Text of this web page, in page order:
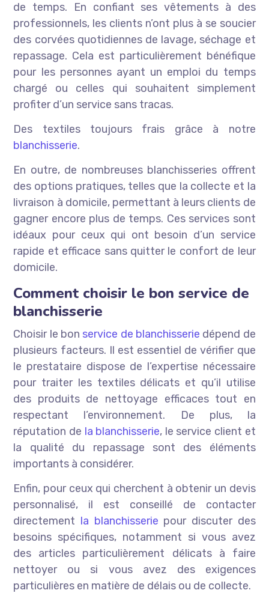
de temps. En confiant ses vêtements à des
professionnels, les clients n’ont plus à se soucier
des corvées quotidiennes de lavage, séchage et
repassage. Cela est particulièrement bénéfique
pour les personnes ayant un emploi du temps
chargé ou celles qui souhaitent simplement
profiter d’un service sans tracas.
Des textiles toujours frais grâce à notre
blanchisserie.
En outre, de nombreuses blanchisseries offrent
des options pratiques, telles que la collecte et la
livraison à domicile, permettant à leurs clients de
gagner encore plus de temps. Ces services sont
idéaux pour ceux qui ont besoin d’un service
rapide et efficace sans quitter le confort de leur
domicile.
Comment choisir le bon service de
blanchisserie
Choisir le bon service de blanchisserie dépend de
plusieurs facteurs. Il est essentiel de vérifier que
le prestataire dispose de l’expertise nécessaire
pour traiter les textiles délicats et qu’il utilise
des produits de nettoyage efficaces tout en
respectant l’environnement. De plus, la
réputation de la blanchisserie, le service client et
la qualité du repassage sont des éléments
importants à considérer.
Enfin, pour ceux qui cherchent à obtenir un devis
personnalisé, il est conseillé de contacter
directement la blanchisserie pour discuter des
besoins spécifiques, notamment si vous avez
des articles particulièrement délicats à faire
nettoyer ou si vous avez des exigences
particulières en matière de délais ou de collecte.